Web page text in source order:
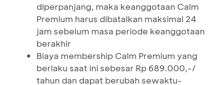
diperpanjang, maka keanggotaan Calm
Premium harus dibatalkan maksimal 24
jam sebelum masa periode keanggotaan
berakhir
Biaya membership Calm Premium yang
berlaku saat ini sebesar Rp 689.000,-/
tahun dan dapat berubah sewaktu-